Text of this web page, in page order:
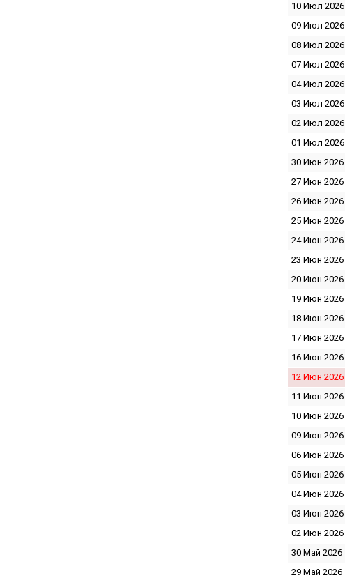
10 Июл 2026
09 Июл 2026
08 Июл 2026
07 Июл 2026
04 Июл 2026
03 Июл 2026
02 Июл 2026
01 Июл 2026
30 Июн 2026
27 Июн 2026
26 Июн 2026
25 Июн 2026
24 Июн 2026
23 Июн 2026
20 Июн 2026
19 Июн 2026
18 Июн 2026
17 Июн 2026
16 Июн 2026
12 Июн 2026
11 Июн 2026
10 Июн 2026
09 Июн 2026
06 Июн 2026
05 Июн 2026
04 Июн 2026
03 Июн 2026
02 Июн 2026
30 Май 2026
29 Май 2026